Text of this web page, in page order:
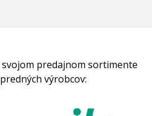
predajnom sortimente
výrobcov: